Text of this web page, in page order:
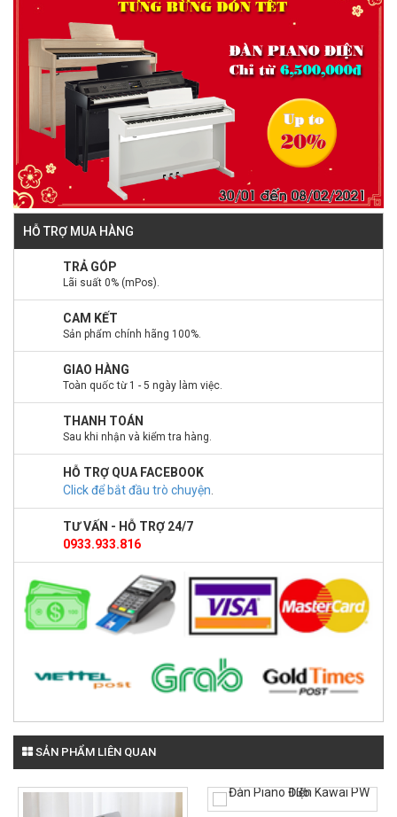
HỖ TRỢ MUA HÀNG
TRẢ GÓP
Lãi suất 0% (mPos).
CAM KẾT
Sản phẩm chính hãng 100%.
GIAO HÀNG
Toàn quốc từ 1 - 5 ngày làm việc.
THANH TOÁN
Sau khi nhận và kiểm tra hàng.
HỖ TRỢ QUA FACEBOOK
Click để bắt đầu trò chuyện.
TƯ VẤN - HỖ TRỢ 24/7
0933.933.816
SẢN PHẨM LIÊN QUAN